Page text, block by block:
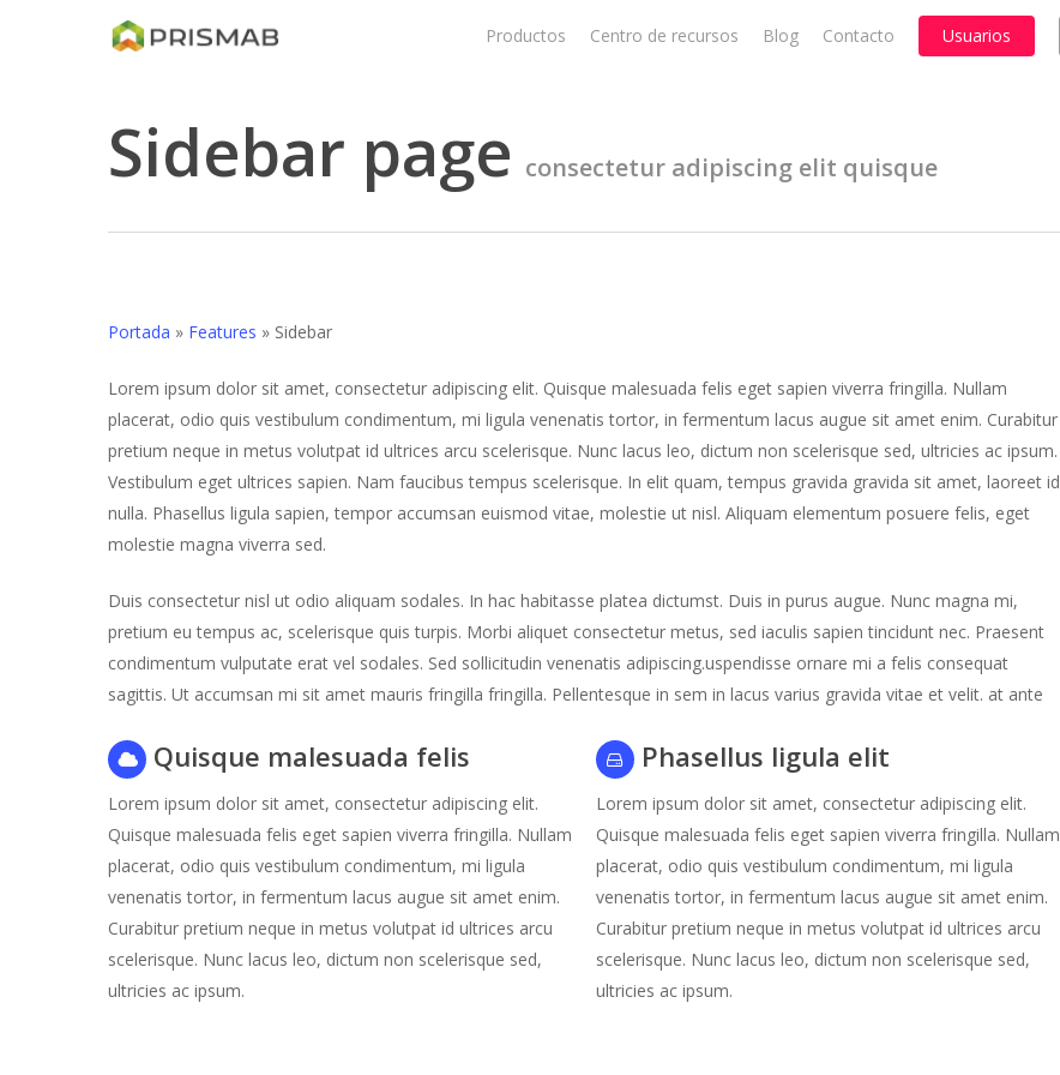
Productos Centro de recursos Blog Contacto Usuarios
Cart
Sidebar page consectetur adipiscing elit quisque
Portada » Features » Sidebar
Lorem ipsum dolor sit amet, consectetur adipiscing elit. Quisque malesuada felis eget sapien viverra fringilla. Nullam
placerat, odio quis vestibulum condimentum, mi ligula venenatis tortor, in fermentum lacus augue sit amet enim. Curabitur
pretium neque in metus volutpat id ultrices arcu scelerisque. Nunc lacus leo, dictum non scelerisque sed, ultricies ac ipsum.
Vestibulum eget ultrices sapien. Nam faucibus tempus scelerisque. In elit quam, tempus gravida gravida sit amet, laoreet id
nulla. Phasellus ligula sapien, tempor accumsan euismod vitae, molestie ut nisl. Aliquam elementum posuere felis, eget
molestie magna viverra sed.
Duis consectetur nisl ut odio aliquam sodales. In hac habitasse platea dictumst. Duis in purus augue. Nunc magna mi,
pretium eu tempus ac, scelerisque quis turpis. Morbi aliquet consectetur metus, sed iaculis sapien tincidunt nec. Praesent
condimentum vulputate erat vel sodales. Sed sollicitudin venenatis adipiscing.uspendisse ornare mi a felis consequat
sagittis. Ut accumsan mi sit amet mauris fringilla fringilla. Pellentesque in sem in lacus varius gravida vitae et velit. at ante
Quisque malesuada felis
Lorem ipsum dolor sit amet, consectetur adipiscing elit.
Quisque malesuada felis eget sapien viverra fringilla. Nullam
placerat, odio quis vestibulum condimentum, mi ligula
venenatis tortor, in fermentum lacus augue sit amet enim.
Curabitur pretium neque in metus volutpat id ultrices arcu
scelerisque. Nunc lacus leo, dictum non scelerisque sed,
ultricies ac ipsum.
Phasellus ligula elit
Lorem ipsum dolor sit amet, consectetur adipiscing elit.
Quisque malesuada felis eget sapien viverra fringilla. Nullam
placerat, odio quis vestibulum condimentum, mi ligula
venenatis tortor, in fermentum lacus augue sit amet enim.
Curabitur pretium neque in metus volutpat id ultrices arcu
scelerisque. Nunc lacus leo, dictum non scelerisque sed,
ultricies ac ipsum.